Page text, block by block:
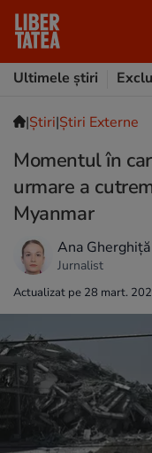
Ultimele știri
|Ştiri|Știri Externe
Momentul în
urmare a
Myanmar
Ana Gherghiță
Jurnalist
Actualizat pe 28 mart.